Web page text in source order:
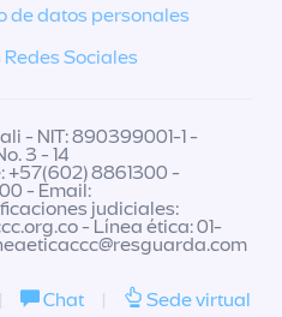
de datos personales
Sociales
- NIT: 890399001-1 -
3 - 14
+57(602) 8861300 -
- Email:
judiciales:
- Línea ética: 01-
| Chat | Sede virtual